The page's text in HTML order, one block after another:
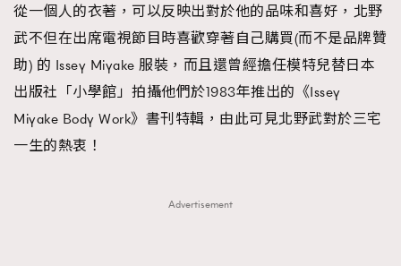
TRENDING
AFrenchMind
DressLikeAParisienne
EmpowerF
FashionWeek FigaroAesthetic
從一個人的衣著，可以反映出對於他的品味和喜好，北野
武不但在出席電視節目時喜歡穿著自己購買(而不是品牌贊
助) 的 Issey Miyake 服裝，而且還曾經擔任模特兒替日本
出版社「小學館」拍攝他們於1983年推出的《Issey
Miyake Body Work》書刊特輯，由此可見北野武對於三宅
一生的熱衷！
Advertisement